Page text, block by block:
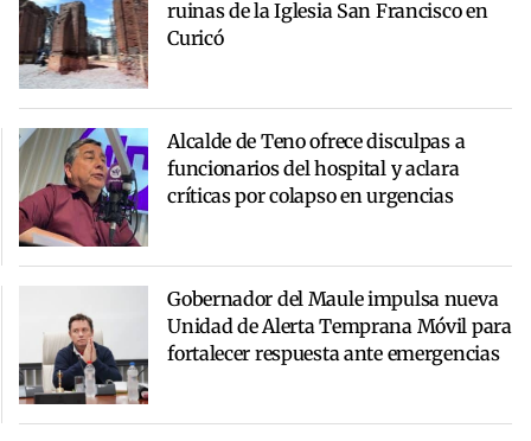
ruinas de la Iglesia San Francisco en
Curicó
Alcalde de Teno ofrece disculpas a
funcionarios del hospital y aclara
críticas por colapso en urgencias
Gobernador del Maule impulsa nueva
Unidad de Alerta Temprana Móvil para
fortalecer respuesta ante emergencias